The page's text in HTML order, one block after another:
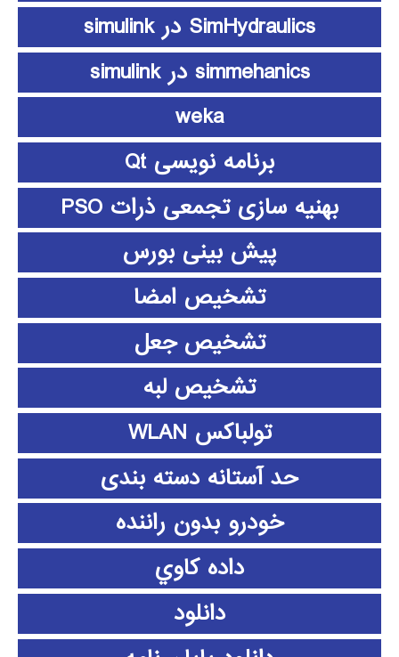
SimHydraulics در simulink
simmehanics در simulink
weka
برنامه نویسی Qt
بهنیه سازی تجمعی ذرات PSO
پیش بینی بورس
تشخیص امضا
تشخیص جعل
تشخیص لبه
تولباکس WLAN
حد آستانه دسته بندی
خودرو بدون راننده
داده كاوي
دانلود